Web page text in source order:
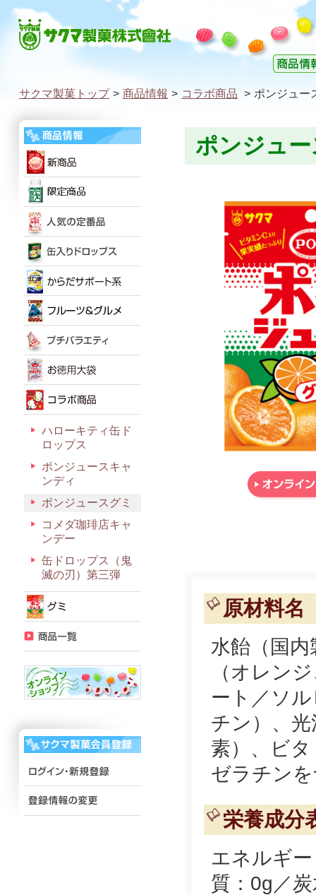
サクマ製菓トップ > 商品情報 > コラボ商品 > ポンジュー
ハローキティ缶ド
ロップス
ポンジュースキャ
ンディ
ポンジュースグミ
コメダ珈琲店キャ
ンデー
缶ドロップス（鬼
滅の刃）第三弾
ポンジュ
原材料名
水飴（国
（オレン
ート／ソ
チン）、
素）、ビ
ゼラチン
栄養成分
エネルギ
質：0g／